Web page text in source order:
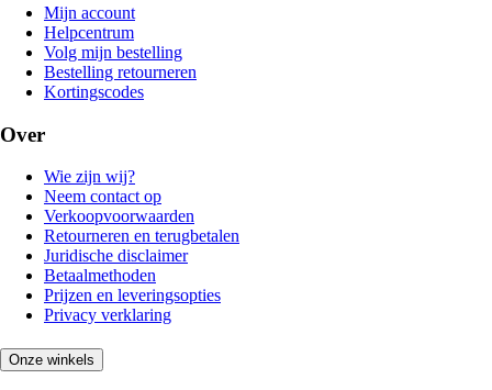
Mijn account
Helpcentrum
Volg mijn bestelling
Bestelling retourneren
Kortingscodes
Over
Wie zijn wij?
Neem contact op
Verkoopvoorwaarden
Retourneren en terugbetalen
Juridische disclaimer
Betaalmethoden
Prijzen en leveringsopties
Privacy verklaring
Onze winkels